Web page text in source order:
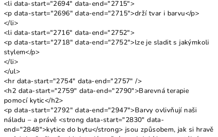
<li data-start="2694" data-end="2715">
<p data-start="2696" data-end="2715">drží tvar i barvu</p>
</li>
<li data-start="2716" data-end="2752">
<p data-start="2718" data-end="2752">lze je sladit s jakýmkoli
stylem</p>
</li>
</ul>
<hr data-start="2754" data-end="2757" />
<h2 data-start="2759" data-end="2790">Barevná terapie
pomocí kytic</h2>
<p data-start="2792" data-end="2947">Barvy ovlivňují naši
náladu – a právě <strong data-start="2830" data-
end="2848">kytice do bytu</strong> jsou způsobem, jak si hravě